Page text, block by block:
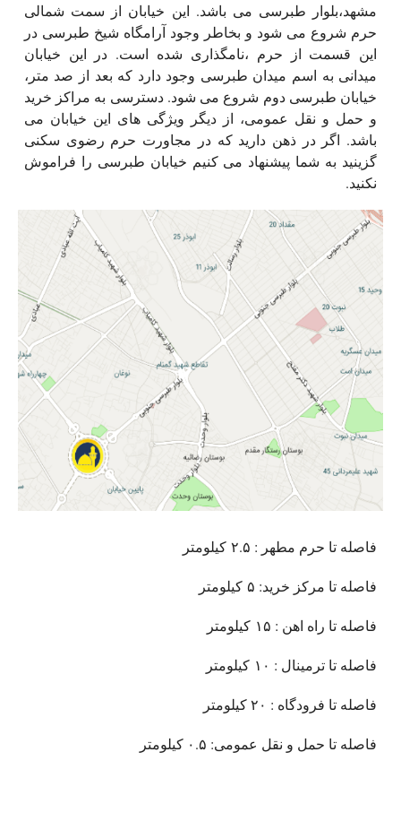
مشهد،بلوار طبرسی می باشد. این خیابان از سمت شمالی
حرم شروع می شود و بخاطر وجود آرامگاه شیخ طبرسی در
این قسمت از حرم ،نامگذاری شده است. در این خیابان
میدانی به اسم میدان طبرسی وجود دارد که بعد از صد متر،
خیابان طبرسی دوم شروع می شود. دسترسی به مراکز خرید
و حمل و نقل عمومی، از دیگر ویژگی های این خیابان می
باشد. اگر در ذهن دارید که در مجاورت حرم رضوی سکنی
گزینید به شما پیشنهاد می کنیم خیابان طبرسی را فراموش
نکنید.
فاصله تا حرم مطهر : ۲.۵ کیلومتر
فاصله تا مرکز خرید: ۵ کیلومتر
فاصله تا راه اهن : ۱۵ کیلومتر
فاصله تا ترمینال : ۱۰ کیلومتر
فاصله تا فرودگاه : ۲۰ کیلومتر
فاصله تا حمل و نقل عمومی: ۰.۵ کیلومتر